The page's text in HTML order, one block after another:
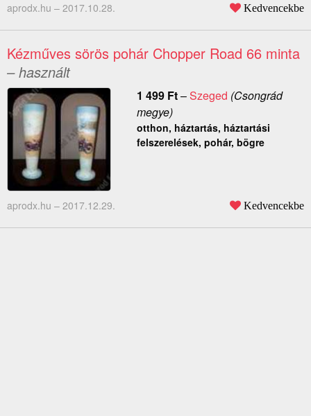
aprodx.hu – 2017.10.28. Kedvencekbe
Kézműves sörös pohár Chopper Road 66 minta
– használt
1 499 Ft–Szeged (Csongrád
megye)
otthon, háztartás, háztartási
felszerelések, pohár, bögre
aprodx.hu – 2017.12.29. Kedvencekbe